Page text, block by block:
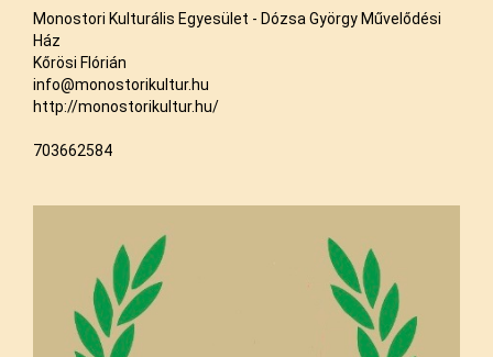
Monostori Kulturális Egyesület - Dózsa György Művelődési
Ház
Kőrösi Flórián
info@monostorikultur.hu
http://monostorikultur.hu/
703662584